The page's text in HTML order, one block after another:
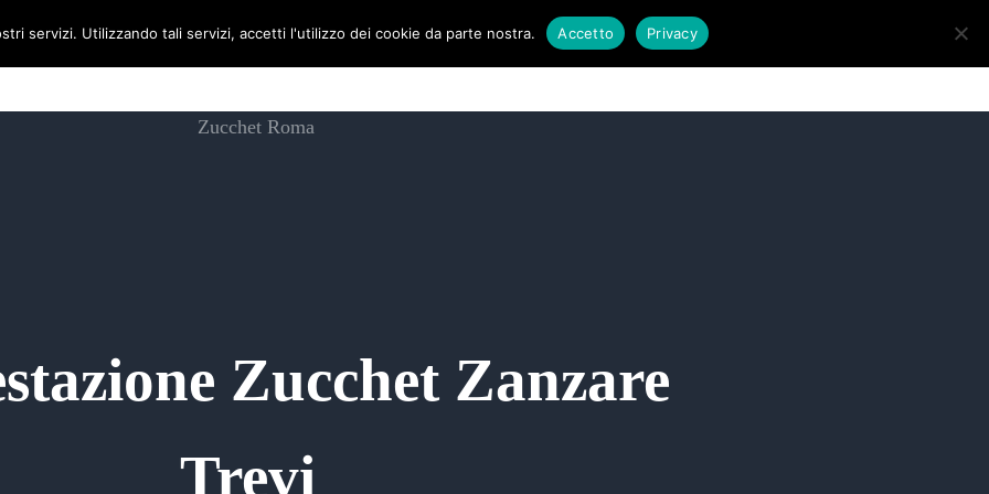
Home Zucchet Blog Recensioni Contatti Cerca nel sito
Zucchet Zanzare
Trevi
servizi. Utilizzando tali servizi, accetti l'utilizzo dei cookie da parte nostra. Accetto Privacy